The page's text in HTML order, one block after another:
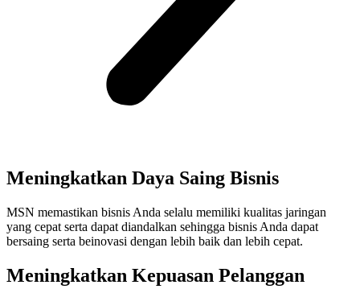
Meningkatkan Daya Saing Bisnis
MSN memastikan bisnis Anda selalu memiliki kualitas jaringan
yang cepat serta dapat diandalkan sehingga bisnis Anda dapat
bersaing serta beinovasi dengan lebih baik dan lebih cepat.
Meningkatkan Kepuasan Pelanggan